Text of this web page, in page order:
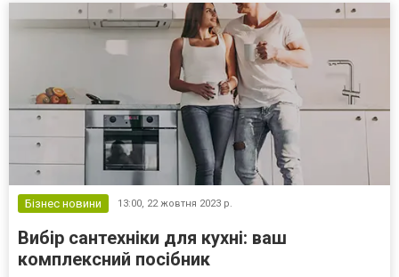
функциональные зоны Пре...
Бізнес новини 13:00, 22 жовтня 2023 р.
Вибір сантехніки для кухні: ваш
комплексний посібник